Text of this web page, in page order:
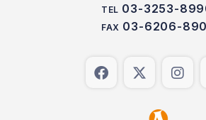
TEL 03-3253-
FAX 03-6206-